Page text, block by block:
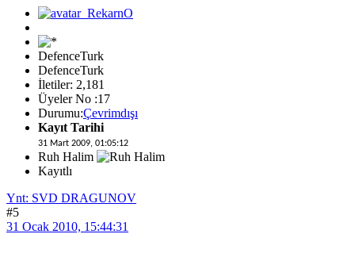
DefenceTurk
DefenceTurk
İletiler: 2,181
Üyeler No :17
Durumu:Çevrimdışı
Kayıt Tarihi
31 Mart 2009, 01:05:12
Ruh Halim
Kayıtlı
Ynt: SVD DRAGUNOV
#5
31 Ocak 2010, 15:44:31